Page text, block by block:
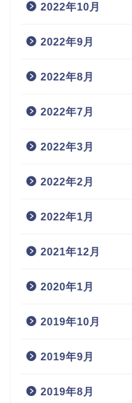
2022年10月
2022年9月
2022年8月
2022年7月
2022年3月
2022年2月
2022年1月
2021年12月
2020年1月
2019年10月
2019年9月
2019年8月